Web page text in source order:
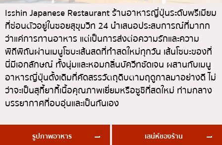
ไก่ย่างเสียบไม้สไตล์ญี่ปุ่น
โซบะ/อุด้ง
ขนมหวานญี่ปุ่น
เทมปุระ
โอมากาเสะ
ร้านอาหารญี่ปุ่นระดับพรีเมียม
อาหารตะวันตกสไตล์ญี่ปุ่น
พร้อมพงษ์
อโศก
อารีย์
สีลม
สาทร
อ่อนนุช
รัชดา
Isshin Japanese Restaurant ร้านอาหารญี่ปุ่นระดับพรีเมียม
ที่ซ่อนตัวอยู่ในซอยสุขุมวิท 24 นำเสนอประสบการณ์ที่มากก
ว่าแค่การทานอาหาร แต่เป็นการส่งต่อความรักและความ
พิถีพิถันผ่านเมนูโซบะเส้นสดที่ทำสดใหม่ทุกวัน เส้นโซบะของที่
นี่มีเอกลักษณ์ ทั้งนุ่มและหอมกลิ่นบัควีทชัดเจน ผสานกับเมนู
อาหารญี่ปุ่นดั้งเดิมที่คัดสรรวัตถุดิบตามฤดูกาลมาอย่างดี ไม่
ว่าจะเป็นสุกี้ยากี้เนื้อคุณภาพเยี่ยมหรือซูชิที่สดใหม่ ท่ามกลาง
บรรยากาศที่อบอุ่นและเป็นกันเอง
รูปภาพอาหาร เสน่ห์ของร้าน